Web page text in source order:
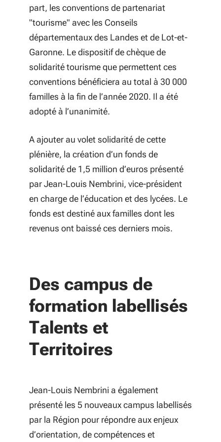
part, les conventions de partenariat
"tourisme" avec les Conseils
départementaux des Landes et de Lot-et-
Garonne. Le dispositif de chèque de
solidarité tourisme que permettent ces
conventions bénéficiera au total à 30 000
familles à la fin de l’année 2020. Il a été
adopté à l’unanimité.
A ajouter au volet solidarité de cette
plénière, la création d’un fonds de
solidarité de 1,5 million d’euros présenté
par Jean-Louis Nembrini, vice-président
en charge de l’éducation et des lycées. Le
fonds est destiné aux familles dont les
revenus ont baissé ces derniers mois.
Des campus de
formation labellisés
Talents et
Territoires
Jean-Louis Nembrini a également
présenté les 5 nouveaux campus labellisés
par la Région pour répondre aux enjeux
d’orientation, de compétences et